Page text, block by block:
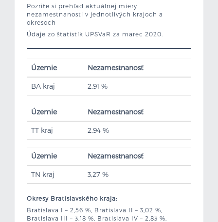
Kontakt
Pozrite si prehľad aktuálnej miery
nezamestnanosti v jednotlivých krajoch a
okresoch
Údaje zo štatistík UPSVaR za marec 2020.
Územie Nezamestnanosť
BA kraj 2,91 %
Územie Nezamestnanosť
TT kraj 2,94 %
Územie Nezamestnanosť
TN kraj 3,27 %
Okresy Bratislavského kraja:
Bratislava I – 2,56 %, Bratislava II – 3,02 %,
Bratislava III – 3,18 %, Bratislava IV – 2,83 %,